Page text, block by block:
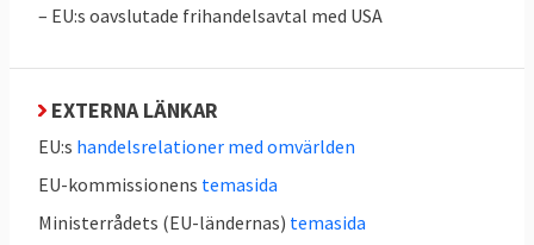
I de kommande avtalen som ska förhandlas
godkännande av parlamenten i
medlemsländerna. På så sätt skulle det
räcka med godkännande av
medlemsländerna och Europaparlamentet.
– EU:s oavslutade frihandelsavtal med USA
EXTERNA LÄNKAR
EU:s handelsrelationer med omvärlden
EU-kommissionens temasida
Ministerrådets (EU-ländernas) temasida